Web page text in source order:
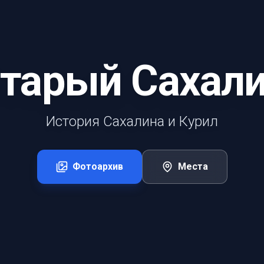
История Сахалина и Курил
Фотоархив Места